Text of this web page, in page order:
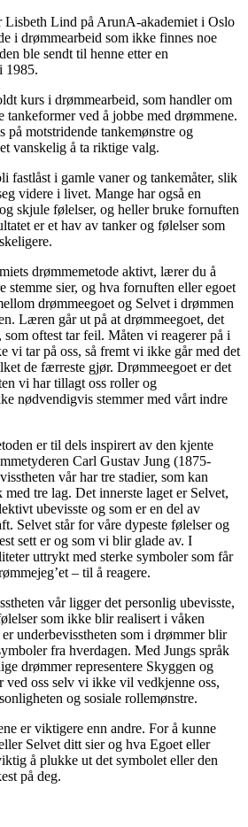
Lisbeth Lind på ArunA-akademiet i Oslo
i drømmearbeid som ikke finnes noe
ble sendt til henne etter en
1985.
kurs i drømmearbeid, som handler om
tankeformer ved å jobbe med drømmene.
på motstridende tankemønstre og
vanskelig å ta riktige valg.
fastlåst i gamle vaner og tankemåter, slik
videre i livet. Mange har også en
skjule følelser, og heller bruke fornuften
er et hav av tanker og følelser som
drømmemetode aktivt, lærer du å
stemme sier, og hva fornuften eller egoet
drømmeegoet og Selvet i drømmen
Læren går ut på at drømmeegoet, det
oftest tar feil. Måten vi reagerer på i
vi tar på oss, så fremt vi ikke går med det
de færreste gjør. Drømmeegoet er det
vi har tillagt oss roller og
nødvendigvis stemmer med vårt indre
er til dels inspirert av den kjente
Carl Gustav Jung (1875-
vår har tre stadier, som kan
tre lag. Det innerste laget er Selvet,
ubevisste og som er en del av
Selvet står for våre dypeste følelser og
sett er og som vi blir glade av. I
uttrykt med sterke symboler som får
– til å reagere.
vår ligger det personlig ubevisste,
som ikke blir realisert i våken
underbevisstheten som i drømmer blir
fra hverdagen. Med Jungs språk
drømmer representere Skyggen og
ved oss selv vi ikke vil vedkjenne oss,
og sosiale rollemønstre.
er viktigere enn andre. For å kunne
Selvet ditt sier og hva Egoet eller
å plukke ut det symbolet eller den
på deg.